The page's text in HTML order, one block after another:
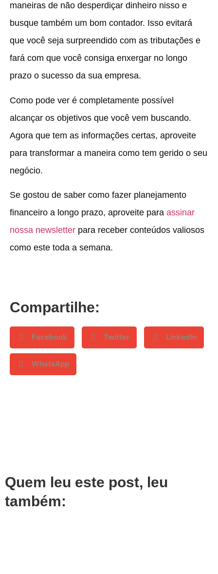
maneiras de não desperdiçar dinheiro nisso e
busque também um bom contador. Isso evitará
que você seja surpreendido com as tributações e
fará com que você consiga enxergar no longo
prazo o sucesso da sua empresa.
Como pode ver é completamente possível
alcançar os objetivos que você vem buscando.
Agora que tem as informações certas, aproveite
para transformar a maneira como tem gerido o seu
negócio.
Se gostou de saber como fazer planejamento
financeiro a longo prazo, aproveite para assinar
nossa newsletter para receber conteúdos valiosos
como este toda a semana.
Compartilhe:
Facebook Twitter LinkedIn
WhatsApp
Quem leu este post, leu
também: